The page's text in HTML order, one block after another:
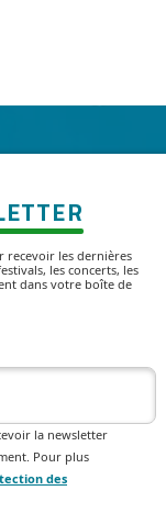
recevoir les dernières
les concerts, les
dans votre boîte de
la newsletter
Pour plus
des